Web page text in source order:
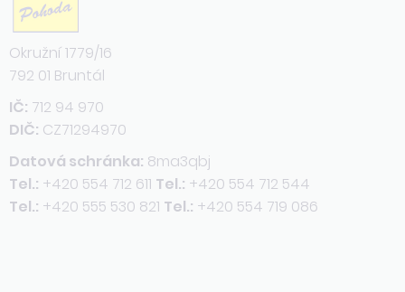
Okružní 1779/16
792 01 Bruntál
IČ: 712 94 970
DIČ: CZ71294970
Datová schránka: 8ma3qbj
Tel.: +420 554 712 611 Tel.: +420 554 712 544
Tel.: +420 555 530 821 Tel.: +420 554 719 086